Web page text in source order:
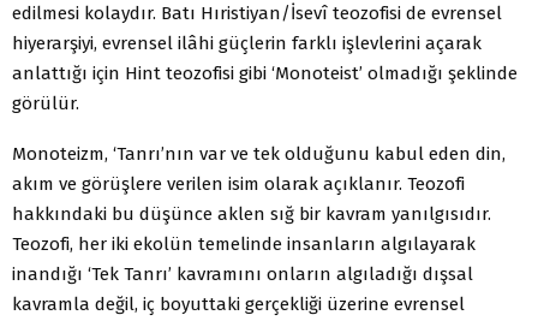
edilmesi kolaydır. Batı Hıristiyan/İsevî teozofisi de evrensel
hiyerarşiyi, evrensel ilâhi güçlerin farklı işlevlerini açarak
anlattığı için Hint teozofisi gibi ‘Monoteist’ olmadığı şeklinde
görülür.
Monoteizm, ‘Tanrı’nın var ve tek olduğunu kabul eden din,
akım ve görüşlere verilen isim olarak açıklanır. Teozofi
hakkındaki bu düşünce aklen sığ bir kavram yanılgısıdır.
Teozofi, her iki ekolün temelinde insanların algılayarak
inandığı ‘Tek Tanrı’ kavramını onların algıladığı dışsal
kavramla değil, iç boyuttaki gerçekliği üzerine evrensel